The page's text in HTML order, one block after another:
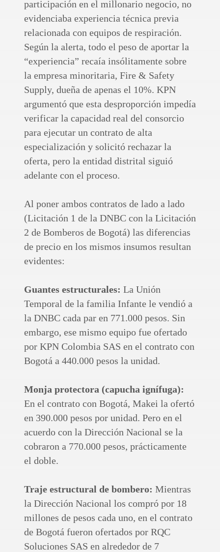
participación en el millonario negocio, no
evidenciaba experiencia técnica previa
relacionada con equipos de respiración.
Según la alerta, todo el peso de aportar la
“experiencia” recaía insólitamente sobre
la empresa minoritaria, Fire & Safety
Supply, dueña de apenas el 10%. KPN
argumentó que esta desproporción impedía
verificar la capacidad real del consorcio
para ejecutar un contrato de alta
especialización y solicitó rechazar la
oferta, pero la entidad distrital siguió
adelante con el proceso.
Al poner ambos contratos de lado a lado
(Licitación 1 de la DNBC con la Licitación
2 de Bomberos de Bogotá) las diferencias
de precio en los mismos insumos resultan
evidentes:
Guantes estructurales: La Unión
Temporal de la familia Infante le vendió a
la DNBC cada par en 771.000 pesos. Sin
embargo, ese mismo equipo fue ofertado
por KPN Colombia SAS en el contrato con
Bogotá a 440.000 pesos la unidad.
Monja protectora (capucha ignífuga):
En el contrato con Bogotá, Makei la ofertó
en 390.000 pesos por unidad. Pero en el
acuerdo con la Dirección Nacional se la
cobraron a 770.000 pesos, prácticamente
el doble.
Traje estructural de bombero: Mientras
la Dirección Nacional los compró por 18
millones de pesos cada uno, en el contrato
de Bogotá fueron ofertados por RQC
Soluciones SAS en alrededor de 7